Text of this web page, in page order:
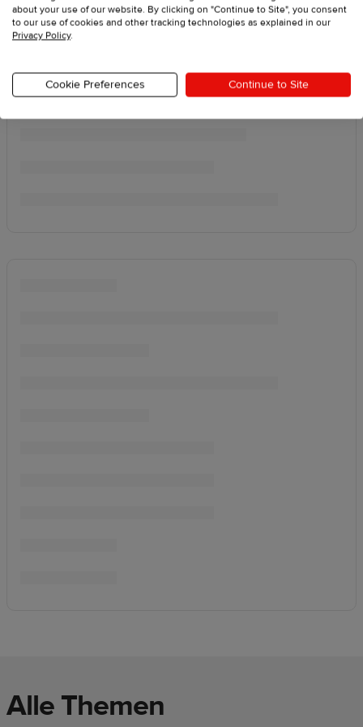
Alle Themen
about your use of our website. By clicking on "Continue to Site", you consent
to our use of cookies and other tracking technologies as explained in our
Privacy Policy.
Cookie Preferences Continue to Site